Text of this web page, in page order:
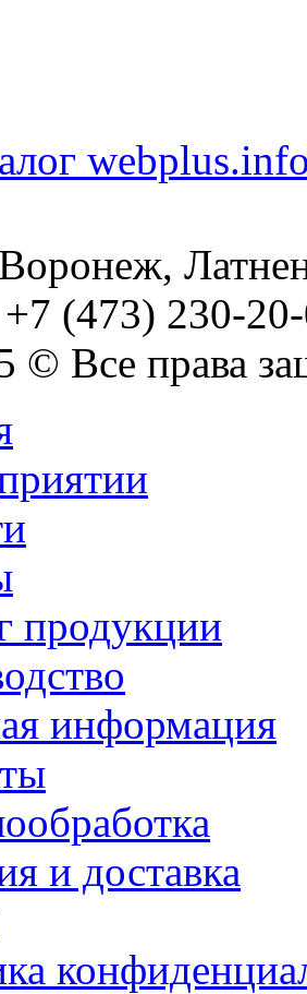
(473) 230-
© Все права
продукции
информация
и доставка